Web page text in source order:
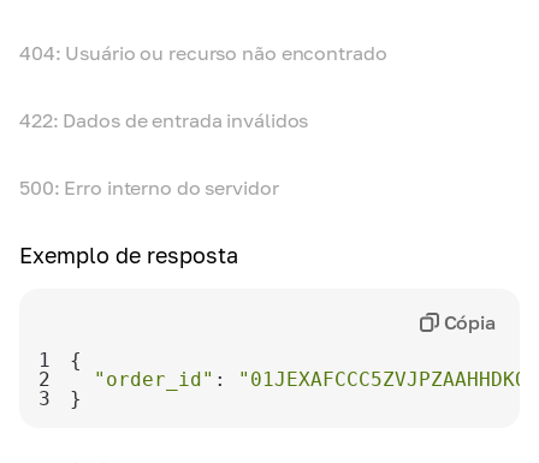
404: Usuário ou recurso não encontrado
422: Dados de entrada inválidos
500: Erro interno do servidor
Exemplo de resposta
1
2
"order_id" :
3
}
Cópia